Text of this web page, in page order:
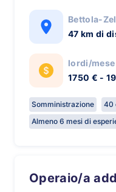
Bettola-
47 km di
lordi/mese
1750 € -
Somministrazione
40
Almeno 6 mesi di
Operaio/a